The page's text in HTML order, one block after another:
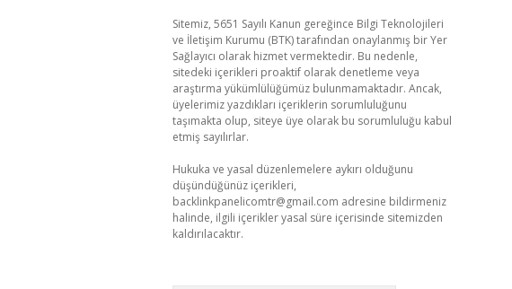
Sitemiz, 5651 Sayılı Kanun gereğince Bilgi Teknolojileri
ve İletişim Kurumu (BTK) tarafından onaylanmış bir Yer
Sağlayıcı olarak hizmet vermektedir. Bu nedenle,
sitedeki içerikleri proaktif olarak denetleme veya
araştırma yükümlülüğümüz bulunmamaktadır. Ancak,
üyelerimiz yazdıkları içeriklerin sorumluluğunu
taşımakta olup, siteye üye olarak bu sorumluluğu kabul
etmiş sayılırlar.
Hukuka ve yasal düzenlemelere aykırı olduğunu
düşündüğünüz içerikleri,
backlinkpanelicomtr@gmail.com adresine bildirmeniz
halinde, ilgili içerikler yasal süre içerisinde sitemizden
kaldırılacaktır.